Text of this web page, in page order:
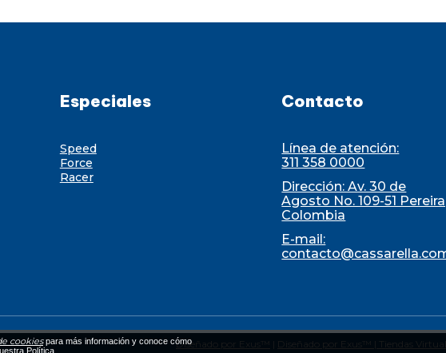
Especiales
Speed
Force
Racer
Contacto
Línea de atención:
311 358 0000
Dirección: Av. 30 de
Agosto No. 109-51
Colombia
E-mail:
Diseñado por Exus™ Diseñado por Exus™ | Tiendas
cookiespara más información y conoce cómo
Política.